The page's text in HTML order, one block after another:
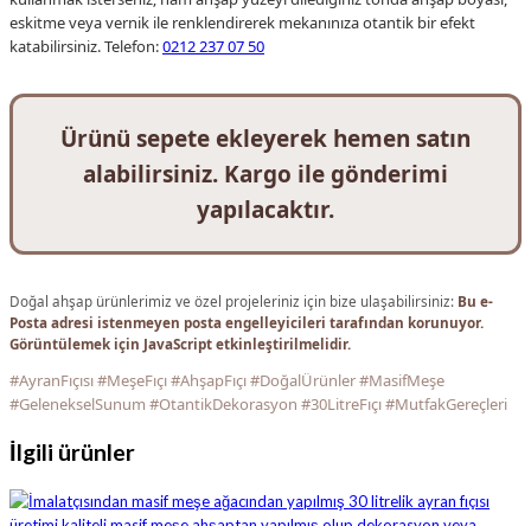
eskitme veya vernik ile renklendirerek mekanınıza otantik bir efekt
katabilirsiniz. Telefon:0212 237 07 50
Ürünü sepete ekleyerek hemen satın
alabilirsiniz. Kargo ile gönderimi
yapılacaktır.
Doğal ahşap ürünlerimiz ve özel projeleriniz için bize ulaşabilirsiniz: Bu e-
Posta adresi istenmeyen posta engelleyicileri tarafından korunuyor.
Görüntülemek için JavaScript etkinleştirilmelidir.
#AyranFıçısı #MeşeFıçı #AhşapFıçı #DoğalÜrünler #MasifMeşe
#GelenekselSunum #OtantikDekorasyon #30LitreFıçı #MutfakGereçleri
İlgili ürünler